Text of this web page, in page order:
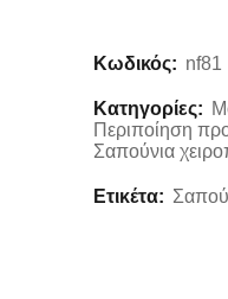
Κωδικός: nf81
Κατηγορίες:
Περιποίηση
Σαπούνια
Ετικέτα: